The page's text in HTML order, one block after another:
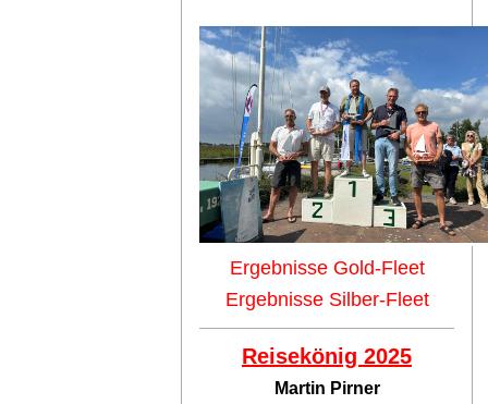
Ergebnisse Gold-Fleet
Ergebnisse Silber-Fleet
Reisekönig 2025
Martin Pirner